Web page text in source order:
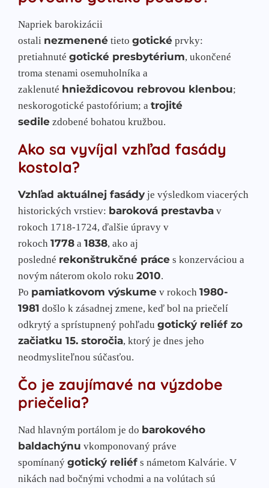
Napriek barokizácii
ostali nezmenené tieto gotické prvky:
pretiahnuté gotické presbytérium, ukončené
troma stenami osemuholníka a
zaklenuté hnieždicovou rebrovou klenbou;
neskorogotické pastofórium; a trojité
sedile zdobené bohatou kružbou.
Ako sa vyvíjal vzhľad fasády
kostola?
Vzhľad aktuálnej fasády je výsledkom viacerých
historických vrstiev: baroková prestavba v
rokoch 1718-1724, ďalšie úpravy v
rokoch 1778 a 1838, ako aj
posledné rekonštrukčné práce s konzerváciou a
novým náterom okolo roku 2010.
Po pamiatkovom výskume v rokoch 1980-
1981 došlo k zásadnej zmene, keď bol na priečelí
odkrytý a sprístupnený pohľadu gotický reliéf zo
začiatku 15. storočia, ktorý je dnes jeho
neodmysliteľnou súčasťou.
Čo je zaujímavé na výzdobe
priečelia?
Nad hlavným portálom je do barokového
baldachýnu vkomponovaný práve
spomínaný gotický reliéf s námetom Kalvárie. V
nikách nad bočnými vchodmi a na volútach sú